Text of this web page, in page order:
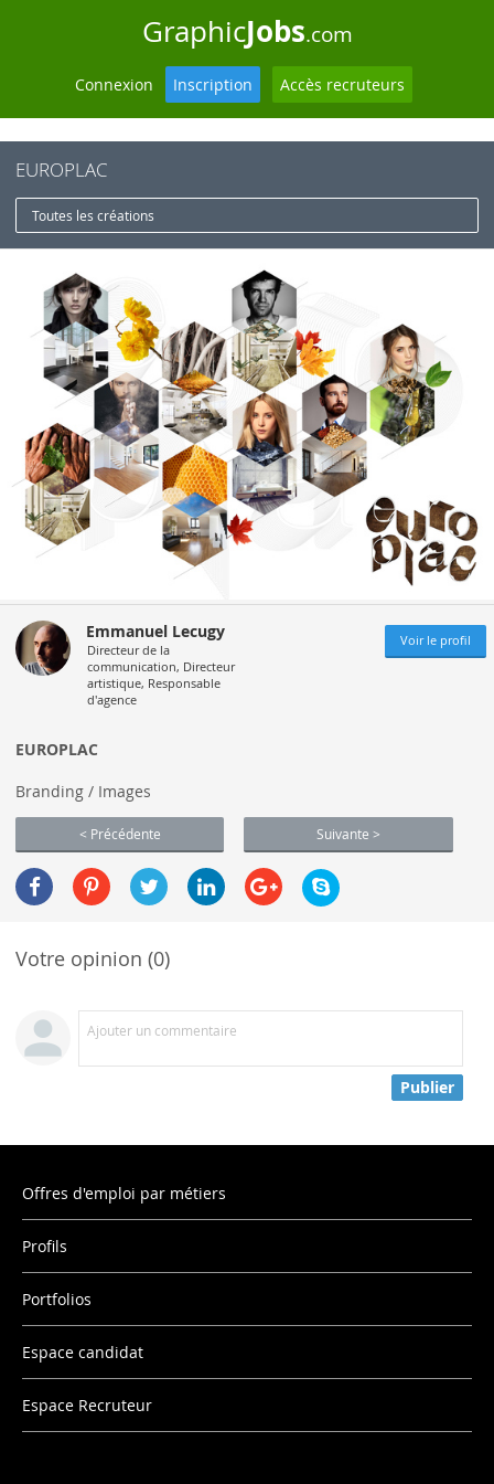
GraphicJobs.com
Connexion Inscription Accès recruteurs
EUROPLAC
Toutes les créations
Emmanuel Lecugy
Directeur de la
communication, Directeur
artistique, Responsable
d'agence
Voir le profil
EUROPLAC
Branding / Images
< Précédente Suivante >
Votre opinion (0)
Ajouter un commentaire
Publier
Offres d'emploi par métiers
Profils
Portfolios
Espace candidat
Espace Recruteur